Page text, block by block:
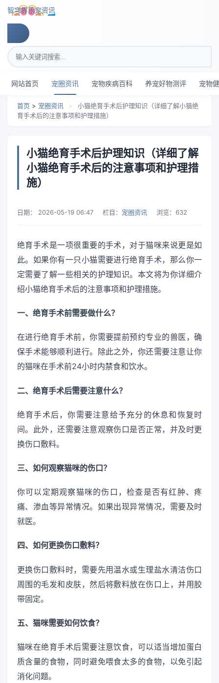
跳转到主要内容
智穹界乐宠资讯
搜索关键词
网站首页 宠圈资讯 宠物疾病百科 养宠好物测评 宠物
首页 > 宠圈资讯 >
小猫绝育手术后护理知识（详细了解小猫绝
育手术后的注意事项和护理措施）
小猫绝育手术后护理知识（详细了解
小猫绝育手术后的注意事项和护理措
施）
日期： 2026-05-19 06:47 栏目： 宠圈资讯 浏览： 632
绝育手术是一项很重要的手术，对于猫咪来说更是如
此。如果你有一只小猫需要进行绝育手术，那么你一
定需要了解一些相关的护理知识。本文将为你详细介
绍小猫绝育手术后的注意事项和护理措施。
一、绝育手术前需要做什么？
在进行绝育手术前，你需要提前预约专业的兽医，确
保手术能够顺利进行。除此之外，你还需要注意让你
的猫咪在手术前24小时内禁食和饮水。
二、绝育手术后需要注意什么？
绝育手术后，你需要注意给予充分的休息和恢复时
间。此外，还需要注意观察伤口是否正常，并及时更
换伤口敷料。
三、如何观察猫咪的伤口？
你可以定期观察猫咪的伤口，检查是否有红肿、疼
痛、渗血等异常情况。如果出现异常情况，需要及时
就医。
四、如何更换伤口敷料？
更换伤口敷料时，需要先用温水或生理盐水清洁伤口
周围的毛发和皮肤，然后将敷料放在伤口上，并用胶
带固定。
五、猫咪需要如何饮食？
猫咪在绝育手术后需要注意饮食，可以适当增加蛋白
质含量的食物，同时避免喂食太多的食物，以免引起
消化问题。